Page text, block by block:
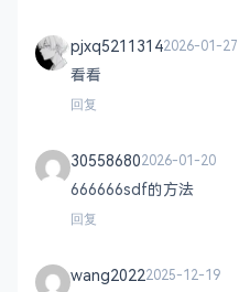
pjxq52113142026-01-27
看看
回复
305586802026-01-20
666666sdf的方法
回复
wang20222025-12-19